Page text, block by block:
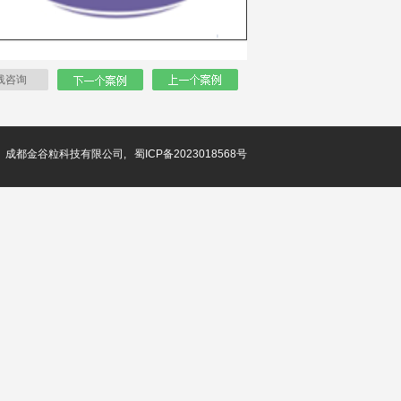
咨询
成都金谷粒科技有限公司, 蜀ICP备2023018568号